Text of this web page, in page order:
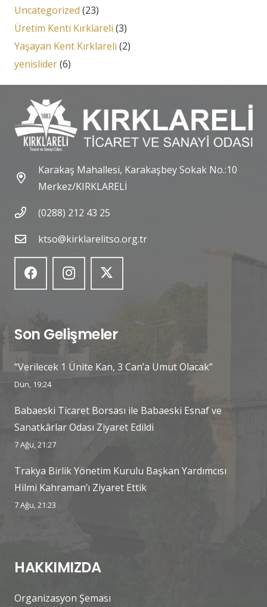
Uncategorized (23)
Üretim Kenti Kırklareli (3)
Yaşayan Kent Kırklareli (2)
yenislider(6)
Karakaş Mahallesi, Karakaşbey Sokak No.:10
Merkez/KIRKLARELİ
(0288) 212 43 25
ktso@kirklarelitso.org.tr
Son Gelişmeler
“Verilecek 1 Ünite Kan, 3 Can’a Umut Olacak”
Dün, 19:24
Babaeski Ticaret Borsası ile Babaeski Esnaf ve
Sanatkârlar Odası Ziyaret Edildi
7 Ağu, 21:27
Trakya Birlik Yönetim Kurulu Başkan Yardımcısı
Hilmi Kahraman’ı Ziyaret Ettik
7 Ağu, 21:23
HAKKIMIZDA
Organizasyon Şeması